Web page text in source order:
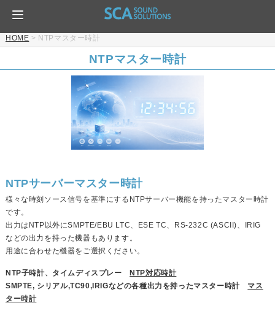
HOME > NTPマスター時計
NTPマスター時計
NTPサーバーマスター時計
様々な時刻ソース信号を基準にするNTPサーバー機能を持ったマスター時計
です。
出力はNTP以外にSMPTE/EBU LTC、ESE TC、RS-232C (ASCII)、IRIG
などの出力を持った機器もあります。
用途に合わせた機器をご選択ください。
NTP子時計、タイムディスプレーNTP対応時計
SMPTE, シリアル,TC90,IRIGなどの各種出力を持ったマスター時計 マス
ター時計